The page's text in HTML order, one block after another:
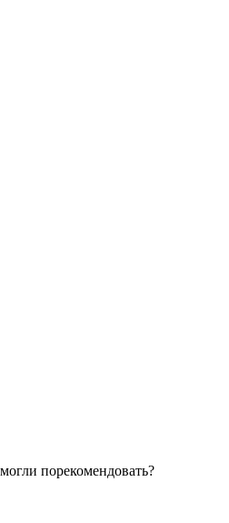
порекомендовать?